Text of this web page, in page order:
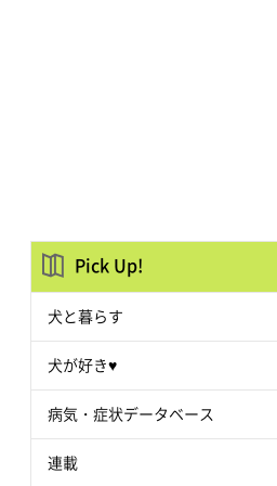
Pick Up!
犬と暮らす
犬が好き♥
病気・症状データベース
連載